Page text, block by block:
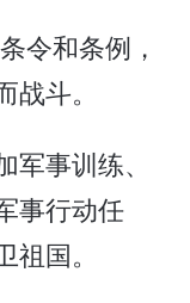
令和条例，
斗。
事训练、
事行动任
国。